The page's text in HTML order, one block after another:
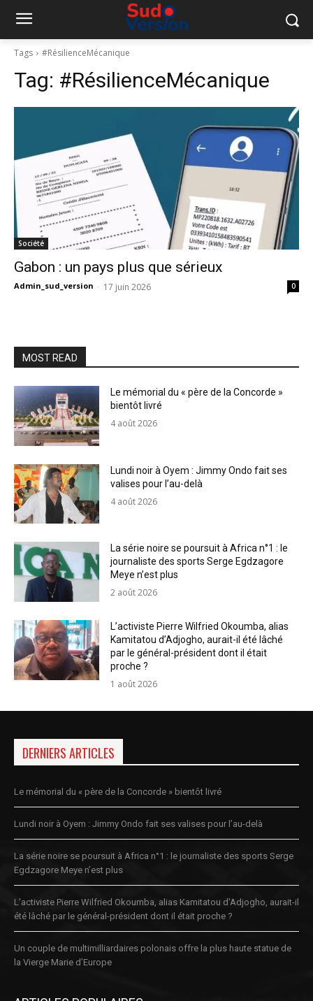
Tags #RésilienceMécanique
Tag: #RésilienceMécanique
Société
Gabon : un pays plus que sérieux
Admin_sud_version - 17 juin 2026 0
MOST READ
Le mémorial du « père de la Concorde »
bientôt livré
4 août 2026
Lundi noir à Oyem : Jimmy Ondo fait ses
valises pour l’au-delà
4 août 2026
La série noire se poursuit à Africa n°1 : le
journaliste des sports Serge Egdzagore
Meye n’est plus
2 août 2026
L’activiste Pierre Wilfried Okoumba, alias
Kamitatou d’Adjogho, aurait-il été lâché
par le général-président dont il était
proche ?
1 août 2026
DERNIERS ARTICLES
Le mémorial du « père de la Concorde » bientôt livré
Lundi noir à Oyem : Jimmy Ondo fait ses valises pour l’au-delà
La série noire se poursuit à Africa n°1 : le journaliste des sports Serge
Egdzagore Meye n’est plus
L’activiste Pierre Wilfried Okoumba, alias Kamitatou d’Adjogho, aurait-il
été lâché par le général-président dont il était proche ?
Un couple de multimilliardaires polonais offre la plus haute statue de
la Vierge Marie d’Europe